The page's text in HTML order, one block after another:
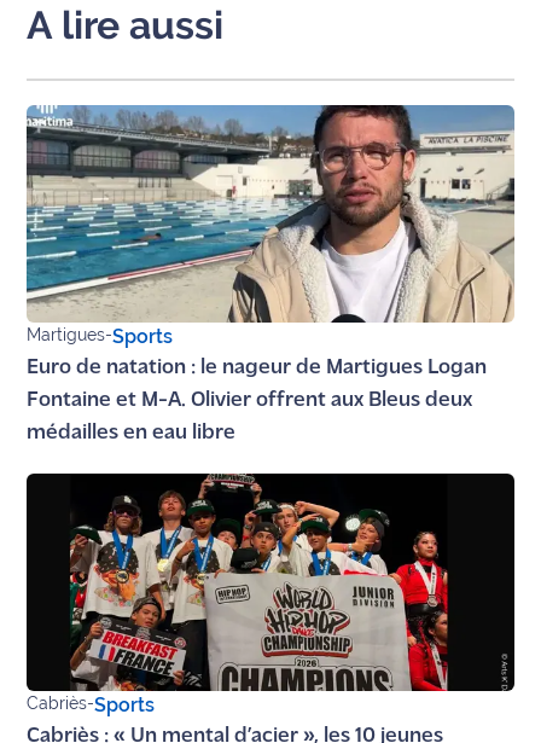
A lire aussi
Martigues-Sports
Euro de natation : le nageur de Martigues Logan
Fontaine et M-A. Olivier offrent aux Bleus deux
médailles en eau libre
Cabriès-Sports
Cabriès : « Un mental d’acier », les 10 jeunes